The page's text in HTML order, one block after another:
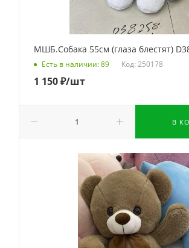
МШБ.Собака 55см (глаза блестят)
Есть в наличии: 89 Код: 250178
1 150₽/шт
В